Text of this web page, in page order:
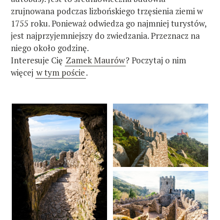
zrujnowana podczas lizbońskiego trzęsienia ziemi w
1755 roku. Ponieważ odwiedza go najmniej turystów,
jest najprzyjemniejszy do zwiedzania. Przeznacz na
niego około godzinę.
Interesuje Cię Zamek Maurów? Poczytaj o nim
więcej w tym poście.